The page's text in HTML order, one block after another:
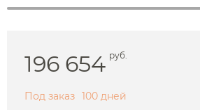
196 654 руб.
Под заказ 100 дней